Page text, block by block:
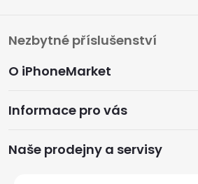
Z
á
p
a
O iPhoneMarket
Informace pro vás
Naše prodejny a servisy
Nezbytné příslušenství